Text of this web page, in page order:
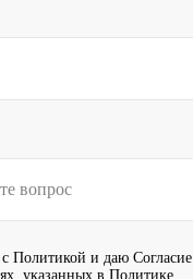
Политикой и даю Согласие
указанных в Политике